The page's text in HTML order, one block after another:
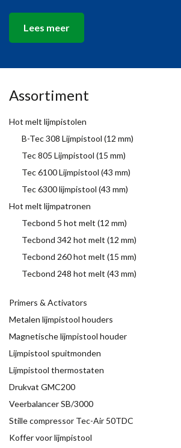
Lees meer
Assortiment
Hot melt lijmpistolen
B-Tec 308 Lijmpistool (12 mm)
Tec 805 Lijmpistool (15 mm)
Tec 6100 Lijmpistool (43 mm)
Tec 6300 lijmpistool (43 mm)
Hot melt lijmpatronen
Tecbond 5 hot melt (12 mm)
Tecbond 342 hot melt (12 mm)
Tecbond 260 hot melt (15 mm)
Tecbond 248 hot melt (43 mm)
Primers & Activators
Metalen lijmpistool houders
Magnetische lijmpistool houder
Lijmpistool spuitmonden
Lijmpistool thermostaten
Drukvat GMC200
Veerbalancer SB/3000
Stille compressor Tec-Air 50TDC
Koffer voor lijmpistool